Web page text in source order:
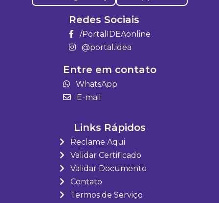
Redes Sociais
/PortalIDEAonline
@portal.idea
Entre em contato
WhatsApp
E-mail
Links Rápidos
Reclame Aqui
Validar Certificado
Validar Documento
Contato
Termos de Serviço